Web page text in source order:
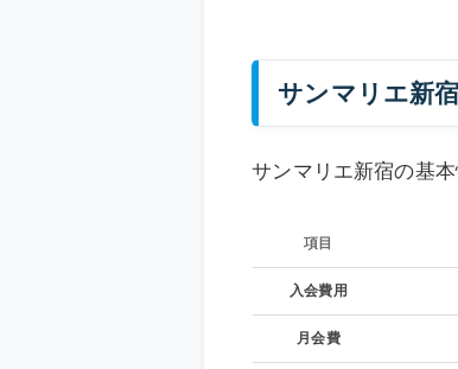
サンマリエ新
サンマリエ新宿の基
項目
項目
入会費用
月会費